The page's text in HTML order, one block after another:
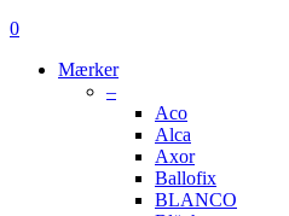
søge
0
Mærker
–
Aco
Alca
Axor
Ballofix
BLANCO